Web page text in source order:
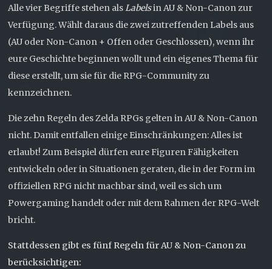
Alle vier Begriffe stehen alsLabelsin AU & Non-Canon zur
Verfügung. Wählt daraus die zwei zutreffenden Labels aus
(AU oder Non-Canon + Offen oder Geschlossen), wenn ihr
eure Geschichte beginnen wollt und ein eigenes Thema für
diese erstellt, um sie für die RPG-Community zu
kennzeichnen.
Die zehn Regeln des Zelda RPGs gelten in AU & Non-Canon
nicht. Damit entfallen einige Einschränkungen: Alles ist
erlaubt! Zum Beispiel dürfen eure Figuren Fähigkeiten
entwickeln oder in Situationen geraten, die in der Form im
offiziellen RPG nicht machbar sind, weil es sich um
Powergaming handelt oder mit dem Rahmen der RPG-Welt
bricht.
Stattdessen gibt es fünf Regeln für AU & Non-Canon zu
berücksichtigen: